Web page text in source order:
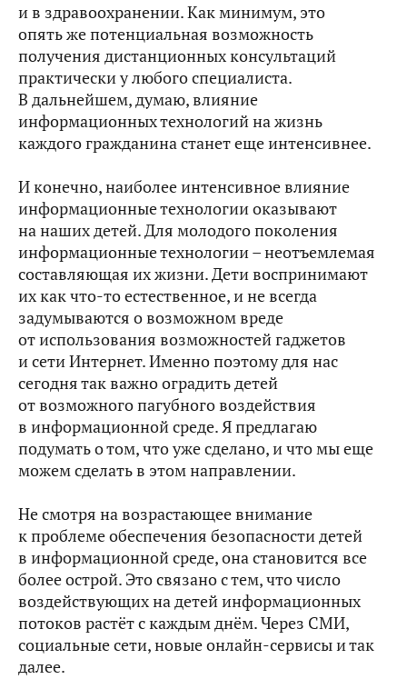
и в здравоохранении. Как минимум, это
опять же потенциальная возможность
получения дистанционных консультаций
практически у любого специалиста.
В дальнейшем, думаю, влияние
информационных технологий на жизнь
каждого гражданина станет еще интенсивнее.
И конечно, наиболее интенсивное влияние
информационные технологии оказывают
на наших детей. Для молодого поколения
информационные технологии – неотъемлемая
составляющая их жизни. Дети воспринимают
их как что‑то естественное, и не всегда
задумываются о возможном вреде
от использования возможностей гаджетов
и сети Интернет. Именно поэтому для нас
сегодня так важно оградить детей
от возможного пагубного воздействия
в информационной среде. Я предлагаю
подумать о том, что уже сделано, и что мы еще
можем сделать в этом направлении.
Не смотря на возрастающее внимание
к проблеме обеспечения безопасности детей
в информационной среде, она становится все
более острой. Это связано с тем, что число
воздействующих на детей информационных
потоков растёт с каждым днём. Через СМИ,
социальные сети, новые онлайн-сервисы и так
далее.